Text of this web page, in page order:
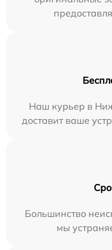
Наш курьер в
доставит ваше
Большинство
мы